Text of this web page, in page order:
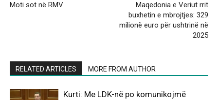
Moti sot në RMV
Maqedonia e Veriut rrit
buxhetin e mbrojtjes: 329
milionë euro për ushtrinë në
2025
RELATED ARTICLES MORE FROM AUTHOR
Kurti: Me LDK-në po komunikojmë